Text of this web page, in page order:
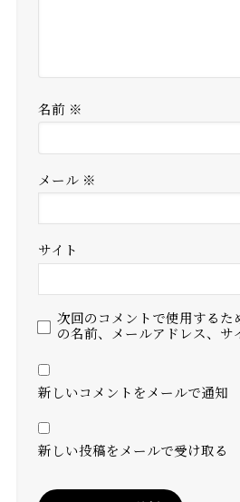
名前 ※
メール ※
サイト
次回のコメントで使用するた
の名前、メールアドレス、サ
新しいコメントをメールで通知
新しい投稿をメールで受け取る